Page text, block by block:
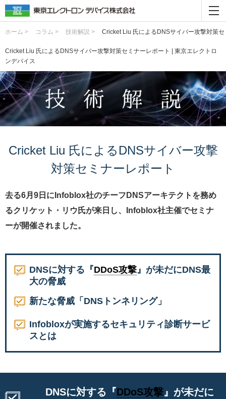
ホーム > コラム > 技術解説 > Cricket Liu 氏によるDNSサイバー攻撃対策
Cricket Liu 氏によるDNSサイバー攻撃対策セミナーレポート | 東京エレクトロ
ンデバイス
Cricket Liu 氏によるDNSサイバー攻撃
対策セミナーレポート
去る6月9日にInfoblox社のチーフDNSアーキテクトを務め
るクリケット・リウ氏が来日し、Infoblox社主催でセミナ
ーが開催されました。
DNSに対する『DDoS攻撃』が未だにDNS最
大の脅威
新たな脅威「DNSトンネリング」
Infobloxが実施するセキュリティ診断サービ
スとは
DNSに対する『DDoS攻撃』が未だに